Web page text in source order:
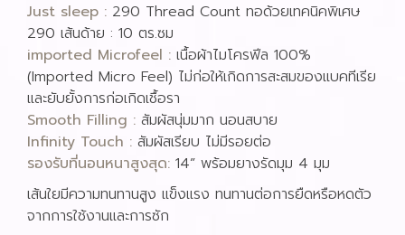
Just sleep : 290 Thread Count ทอด้วยเทคนิคพิเศษ
290 เส้นด้าย : 10 ตร.ซม
imported Microfeel : เนื้อผ้าไมโครฟีล 100%
(Imported Micro Feel) ไม่ก่อให้เกิดการสะสมของแบคทีเรีย
และยับยั้งการก่อเกิดเชื้อรา
Smooth Filling : สัมผัสนุ่มมาก นอนสบาย
Infinity Touch : สัมผัสเรียบ ไม่มีรอยต่อ
รองรับที่นอนหนาสูงสุด: 14” พร้อมยางรัดมุม 4 มุม
เส้นใยมีความทนทานสูง แข็งแรง ทนทานต่อการยืดหรือหดตัว
จากการใช้งานและการซัก